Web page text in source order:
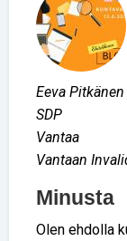
Eeva Pitkänen
SDP
Vantaa
Vantaan
Minusta
Olen ehdolla